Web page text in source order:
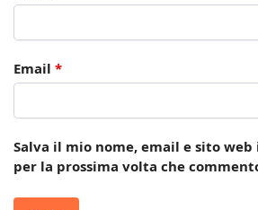
Email *
Salva il mio nome, email e sito
per la prossima volta che